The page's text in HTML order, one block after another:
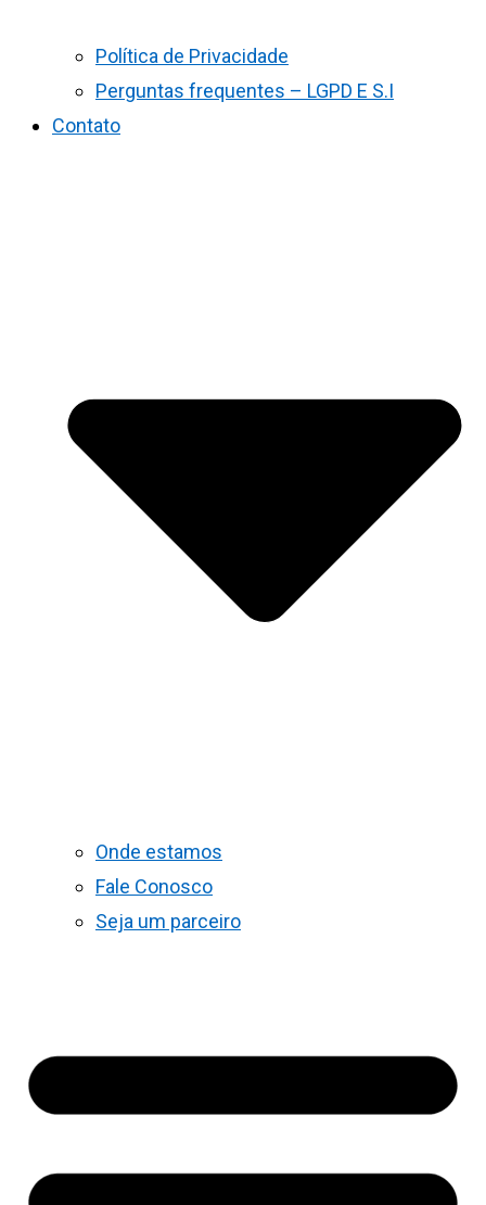
Política de Privacidade
Perguntas frequentes – LGPD E S.I
Contato
Onde estamos
Fale Conosco
Seja um parceiro